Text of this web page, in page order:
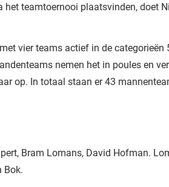
het teamtoernooi plaatsvinden, doet
vier teams actief in de categorieën
nemen het in poules en
op. In totaal staan er 43
Bram Lomans, David Hofman.
Bok.